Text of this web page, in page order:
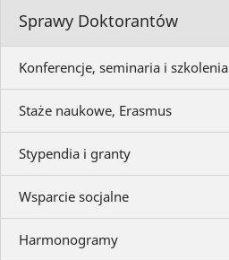
Sprawy Doktorantów
Konferencje, seminaria i szkolenia
Staże naukowe, Erasmus
Stypendia i granty
Wsparcie socjalne
Harmonogramy